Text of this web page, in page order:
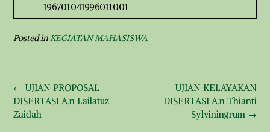
196701041996011001
Posted inKEGIATAN MAHASISWA
Post
navigation
UJIAN KELAYAKAN
DISERTASI A.n Thianti
Sylviningrum →
← UJIAN PROPOSAL
DISERTASI A.n Lailatuz
Zaidah